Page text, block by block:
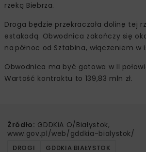
rzeką Biebrza.
Droga będzie przekraczała dolinę tej
estakadą. Obwodnica zakończy się
na północ od Sztabina, włączeniem w
Obwodnica ma być gotowa w II
Wartość kontraktu to 139,83 mln zł.
Źródło: GDDKiA O/Białystok,
www.gov.pl/web/gddkia-bialystok/
DROGI
GDDKIA BIAŁYSTOK